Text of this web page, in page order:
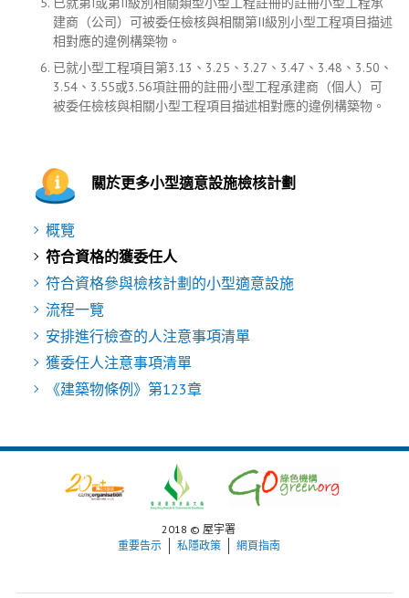
建商（公司）可被委任檢核與相關第II級別小型工程項目描述
相對應的違例構築物。
已就小型工程項目第3.13、3.25、3.27、3.47、3.48、3.50、
3.54、3.55或3.56項註冊的註冊小型工程承建商（個人）可
被委任檢核與相關小型工程項目描述相對應的違例構築物。
關於更多小型適意設施檢核計劃
概覽
符合資格的獲委任人
符合資格參與檢核計劃的小型適意設施
流程一覽
安排進行檢查的人注意事項清單
獲委任人注意事項清單
《建築物條例》第123章
2018 © 屋宇署
重要告示
私隱政策 網頁指南